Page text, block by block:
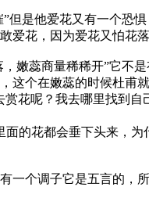
是他爱花又有一个恐
花，因为爱花又怕花落
嫩蕊商量稀稀开”它不
这个在嫩蕊的时候杜甫
花呢？我去哪里找到自
的花都会垂下头来，
一个调子它是五言的，